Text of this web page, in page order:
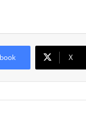
X